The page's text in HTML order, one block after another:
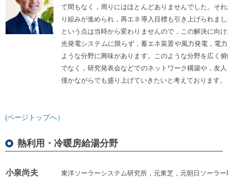
て間もなく，周りにはほとんどありませんでした。そ
り組みが進められ，再エネ導入目標も引き上げられま
という点は当時から変わりませんので，この解決に向
光発電システムに限らず，蓄エネ装置や風力発電，電
ような分野に興味があります。このような分野を広く
でなく，研究発表会などでのネットワーク構築や，友
僅かながらでも盛り上げていきたいと考えております。
(ページトップへ）
熱利用・冷暖房給湯分野
小泉尚夫
東洋ソーラーシステム研究所，元東芝，元朝日ソーラ